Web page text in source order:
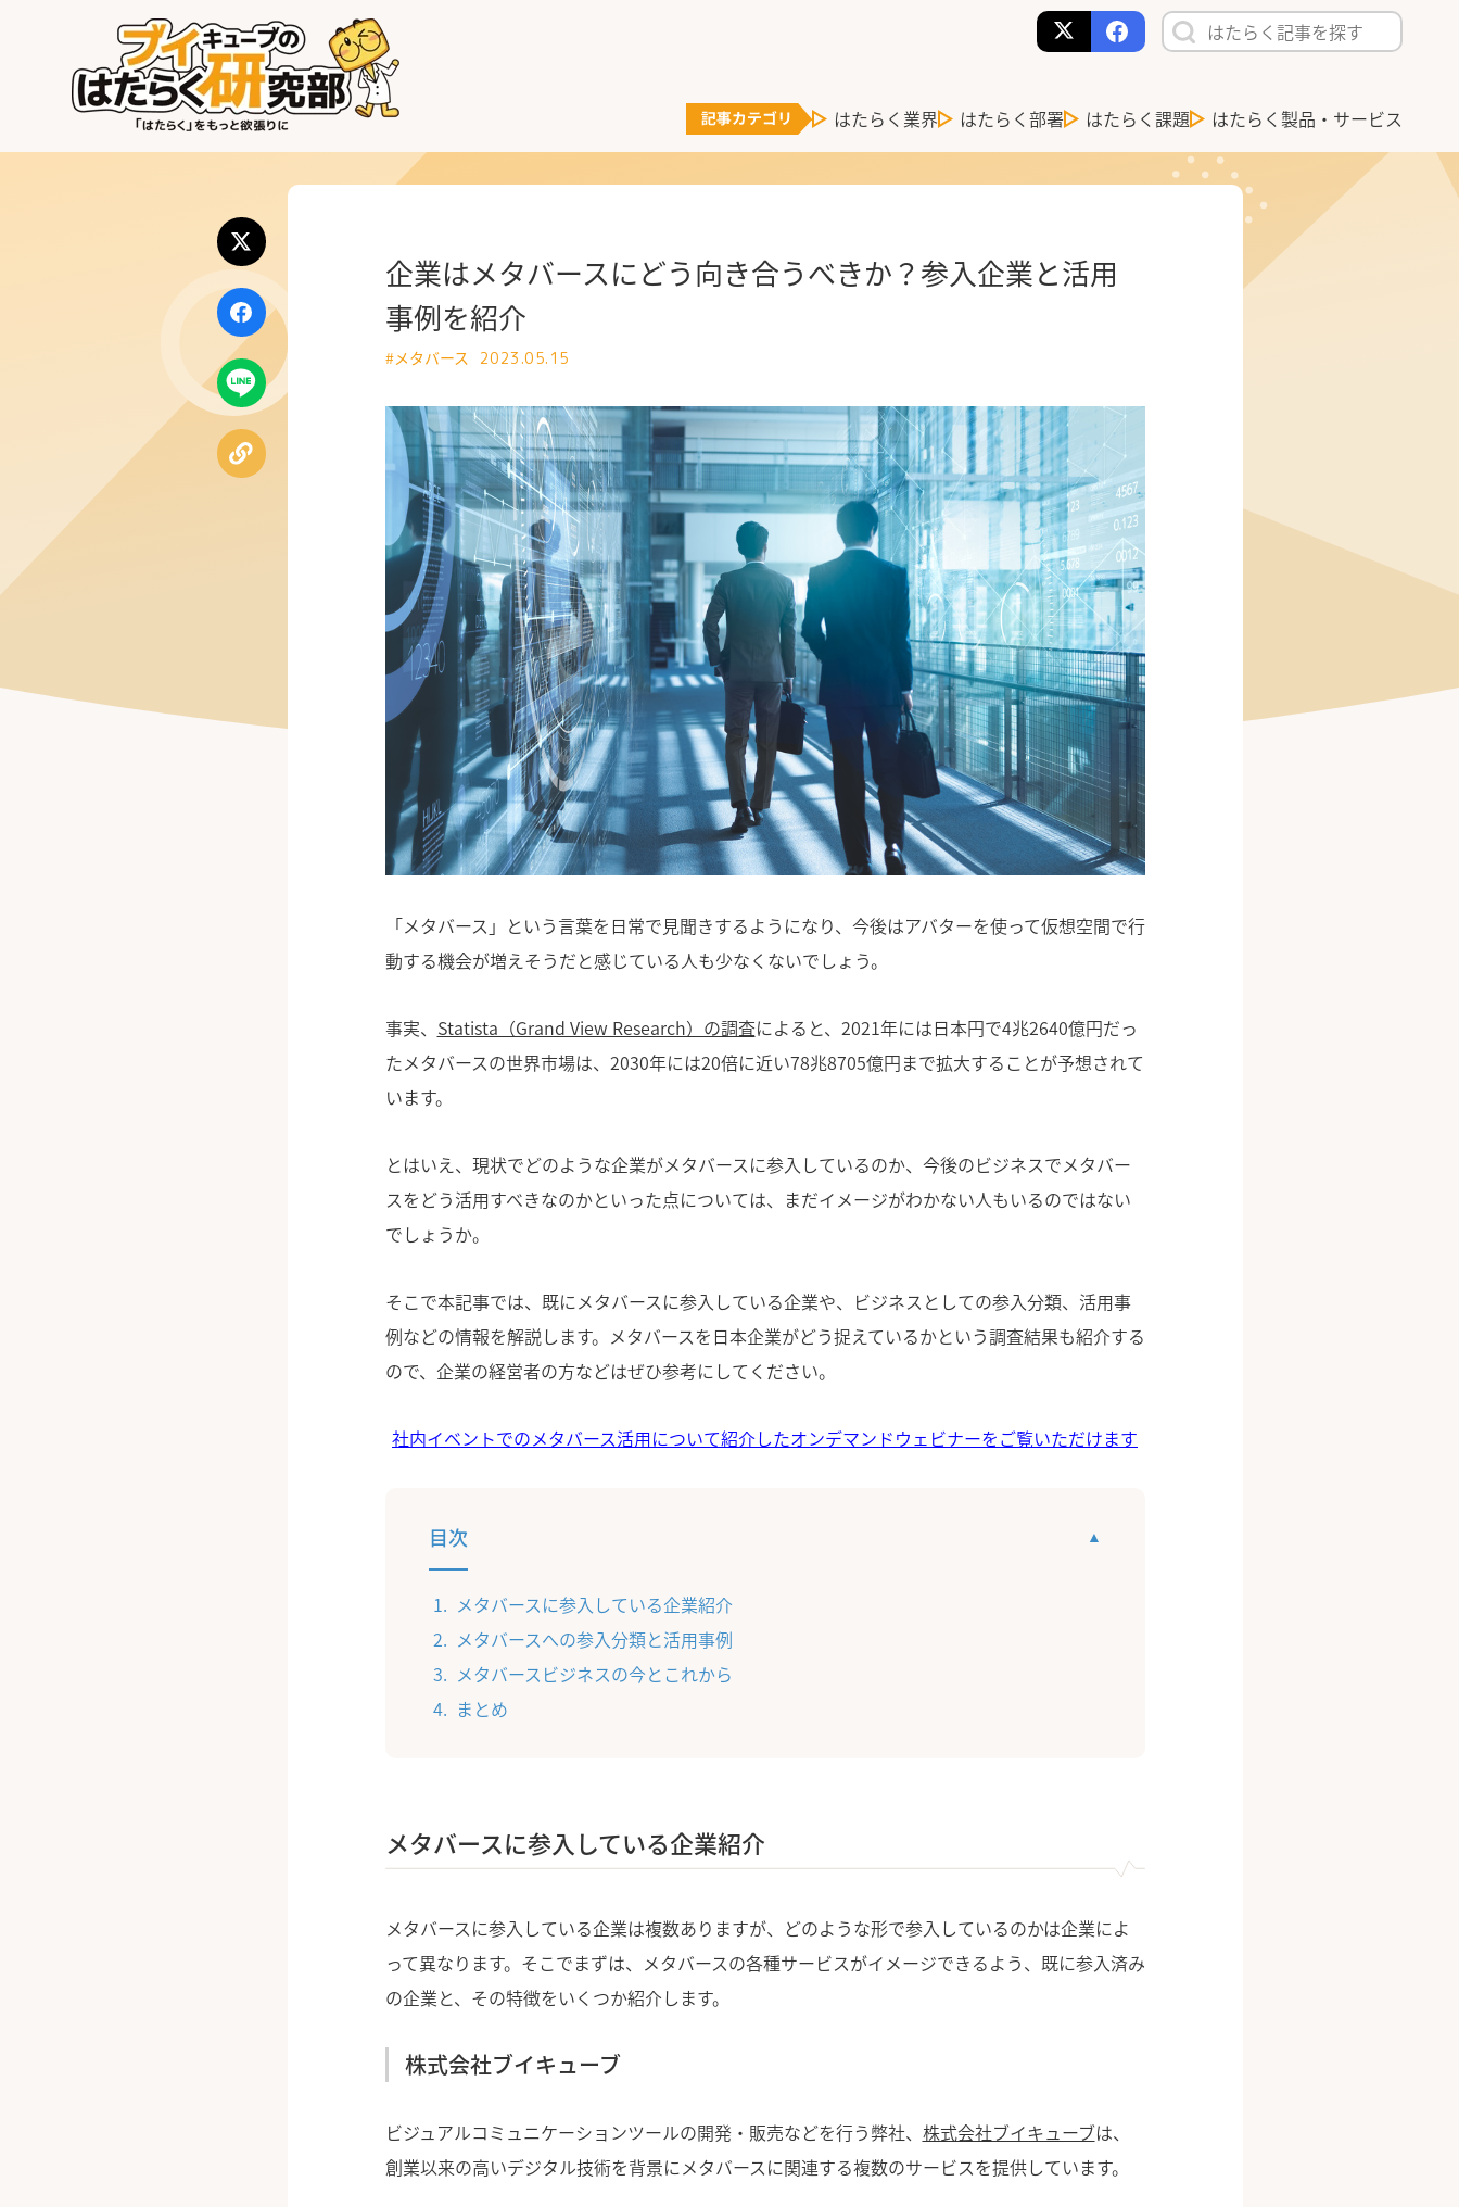
はたらく業界 はたらく部署 はたらく課題 はたらく製品・サービス
はたらく業界
はたらく部署
公式Facebook
企業はメタバースにどう向き合うべきか？参入企業と活用
事例を紹介
#メタバース 2023.05.15
「メタバース」という言葉を日常で見聞きするようになり、今後はアバターを使って仮想空間で行
動する機会が増えそうだと感じている人も少なくないでしょう。
事実、 Statista（Grand View Research）の調査によると、2021年には日本円で4兆2640億円だっ
たメタバースの世界市場は、2030年には20倍に近い78兆8705億円まで拡大することが予想されて
います。
とはいえ、現状でどのような企業がメタバースに参入しているのか、今後のビジネスでメタバー
スをどう活用すべきなのかといった点については、まだイメージがわかない人もいるのではない
でしょうか。
そこで本記事では、既にメタバースに参入している企業や、ビジネスとしての参入分類、活用事
例などの情報を解説します。メタバースを日本企業がどう捉えているかという調査結果も紹介する
ので、企業の経営者の方などはぜひ参考にしてください。
社内イベントでのメタバース活用について紹介したオンデマンドウェビナーをご覧いただけます
目次
メタバースに参入している企業紹介
メタバースへの参入分類と活用事例
メタバースビジネスの今とこれから
まとめ
メタバースに参入している企業紹介
メタバースに参入している企業は複数ありますが、どのような形で参入しているのかは企業によ
って異なります。そこでまずは、メタバースの各種サービスがイメージできるよう、既に参入済み
の企業と、その特徴をいくつか紹介します。
株式会社ブイキューブ
ビジュアルコミュニケーションツールの開発・販売などを行う弊社、 株式会社ブイキューブは、
創業以来の高いデジタル技術を背景にメタバースに関連する複数のサービスを提供しています。